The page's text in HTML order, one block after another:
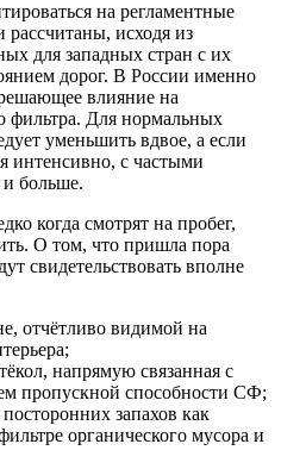
на регламентные
рассчитаны, исходя из
для западных стран с их
дорог. В России именно
влияние на
фильтра. Для нормальных
уменьшить вдвое, а если
интенсивно, с частыми
больше.
когда смотрят на пробег,
О том, что пришла пора
свидетельствовать вполне
отчётливо видимой на
напрямую связанная с
пропускной способности СФ;
запахов как
органического мусора и